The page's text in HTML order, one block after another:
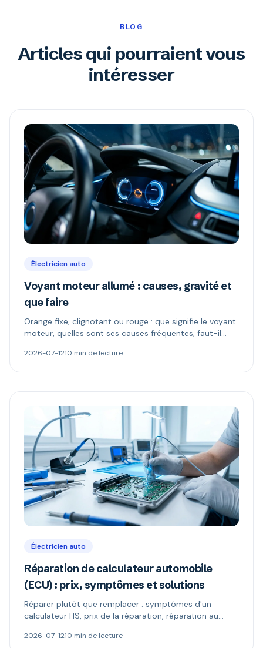
BLOG
Articles qui pourraient vous
intéresser
Électricien auto
Voyant moteur allumé : causes, gravité et
que faire
Orange fixe, clignotant ou rouge : que signifie le voyant
moteur, quelles sont ses causes fréquentes, faut-il
2026-07-1210 min de lecture
Électricien auto
Réparation de calculateur automobile
(ECU) : prix, symptômes et solutions
Réparer plutôt que remplacer : symptômes d'un
calculateur HS, prix de la réparation, réparation au
codage antidémarrage.
2026-07-1210 min de lecture